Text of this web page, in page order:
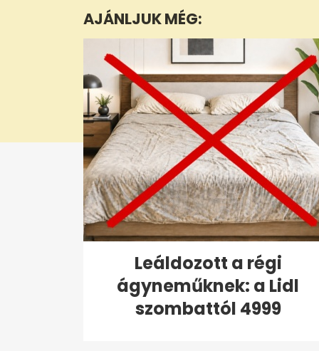
32
secondsVolume
0%
AJÁNLJUK MÉG:
Leáldozott a régi
ágyneműknek: a Lidl
szombattól 4999